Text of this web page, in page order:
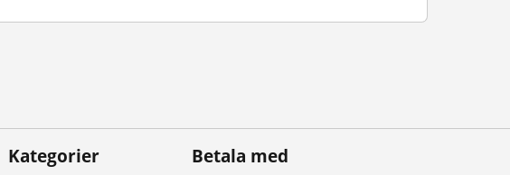
Kategorier Betala med